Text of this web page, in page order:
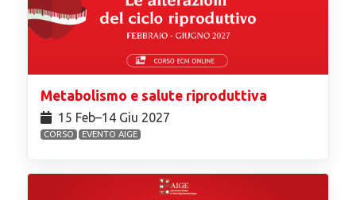
Metabolismo e salute riproduttiva
15 Feb⁠–14 Giu 2027
CORSO EVENTO AIGE